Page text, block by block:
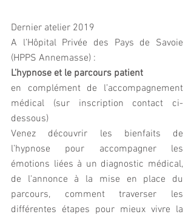
Dernier atelier 2019
A l’Hôpital Privée des Pays de Savoie
(HPPS Annemasse) :
L’hypnose et le parcours patient
en complément de l’accompagnement
médical (sur inscription contact ci-
dessous)
Venez découvrir les bienfaits de
l’hypnose pour accompagner les
émotions liées à un diagnostic médical,
de l'annonce à la mise en place du
parcours, comment traverser les
différentes étapes pour mieux vivre la